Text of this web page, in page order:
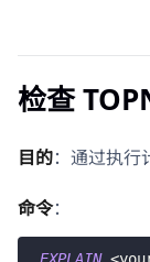
检查
目的：通过执行
命令：